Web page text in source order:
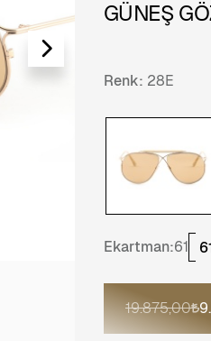
GÜNEŞ
Renk: 28E
Ekartman:61
19.875,00